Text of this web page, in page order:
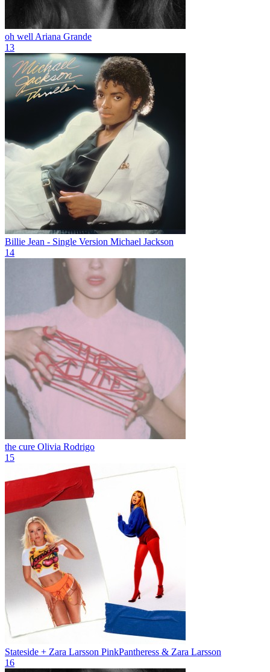
oh well Ariana Grande
13
Billie Jean - Single Version Michael Jackson
14
the cure Olivia Rodrigo
15
Stateside + Zara Larsson PinkPantheress & Zara Larsson
16